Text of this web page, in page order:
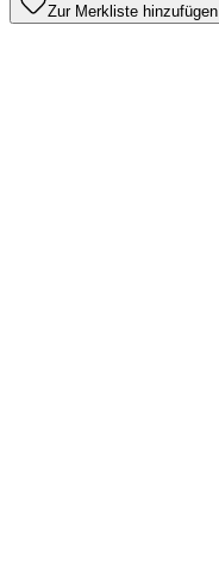
Zur Merkliste hinzufügen